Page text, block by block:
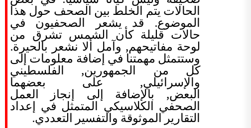
الحالات يتم الخلط بين الصحف حول هذا
الموضوع. قد يشعر الصحفيون في
حالات قليلة كأن الشمس تشرق من
لوحة مفاتيحهم, وآمل ألا نشعر بالحيرة.
وستتمثل مهمتنا في إضافة معلومات إلى
كل من الجمهورين, الفلسطيني
والإسرائيلي, على بعضهما
البعض, بالإضافة إلى إنجاز العمل
الصحفي الكلاسيكي المتمثل في إعداد
التقارير الموثوقة والتفسير التعددي.